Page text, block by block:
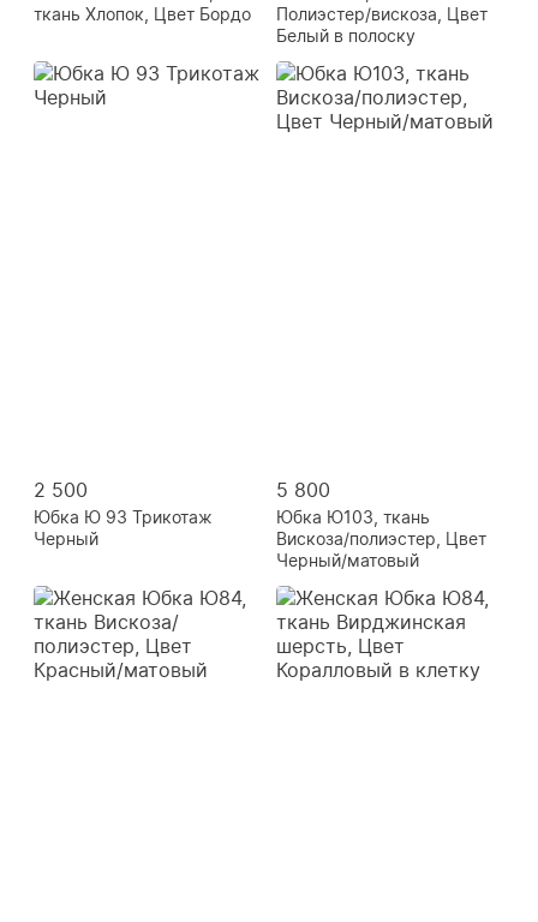
ткань Хлопок, Цвет Бордо
Полиэстер/вискоза, Цвет
Белый в полоску
2 500
Юбка Ю 93 Трикотаж
Черный
5 800
Юбка Ю103, ткань
Вискоза/полиэстер, Цвет
Черный/матовый